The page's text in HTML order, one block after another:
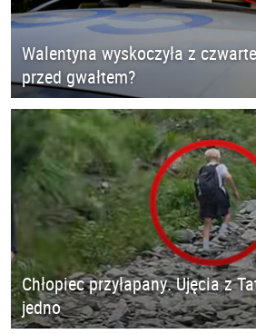
Walentyna wyskoczyła z
przed gwałtem?
Chłopiec przyłapany. Ujęcia z
jedno